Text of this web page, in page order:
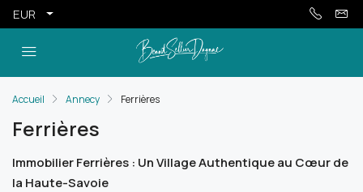
EUR
Accueil Annecy Ferrières
Ferrières
Immobilier Ferrières : Un Village Authentique au Cœur de
la Haute-Savoie